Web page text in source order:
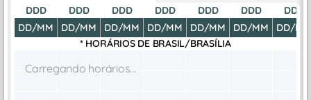
DDD
DD/MM
DDD
DD/MM
DDD
DD/MM
DDD
DD/MM
DDD
DD/MM
DDD
DD/MM
DDD
DD/MM
* HORÁRIOS DE BRASIL/BRASÍLIA
Carregando horários...